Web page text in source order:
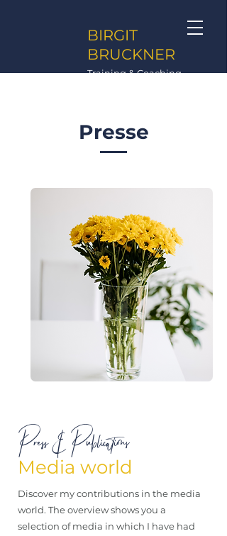
BIRGIT
BRUCKNER
Training & Coaching
Presse
Press & Publications
Media world
Discover my contributions in the media
world. The overview shows you a
selection of media in which I have had